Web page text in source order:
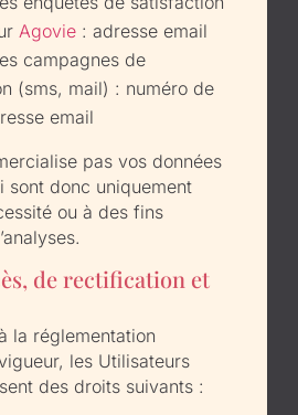
Agovie : adresse email
campagnes de
(sms, mail) : numéro de
email
pas vos données
sont donc uniquement
ou à des fins
de rectification et
la réglementation
les Utilisateurs
des droits suivants :